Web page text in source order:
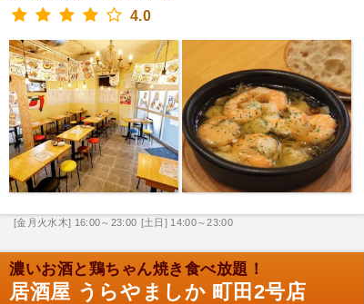
4.0
[金月火水木] 16:00～23:00 [土日] 14:00～23:00
濃いお酒と鶏ちゃん焼き食べ放題！
居酒屋 うらやましか 町田2号店